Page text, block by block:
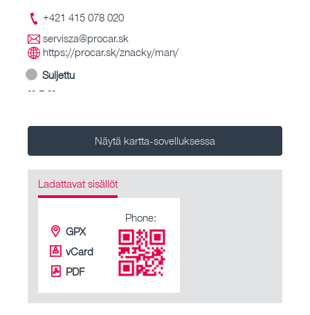
+421 415 078 020
servisza@procar.sk
https://procar.sk/znacky/man/
Suljettu
-- – --
Näytä kartta-sovelluksessa
Ladattavat sisällöt
GPX
vCard
PDF
Phone: